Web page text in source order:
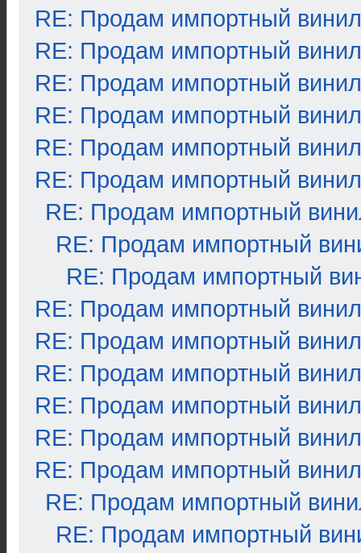
RE: Продам импортный винил
RE: Продам импортный винил
RE: Продам импортный винил
RE: Продам импортный винил
RE: Продам импортный винил
RE: Продам импортный винил
RE: Продам импортный
RE: Продам импортный
RE: Продам импортный
RE: Продам импортный винил
RE: Продам импортный винил
RE: Продам импортный винил
RE: Продам импортный винил
RE: Продам импортный винил
RE: Продам импортный винил
RE: Продам импортный
RE: Продам импортный